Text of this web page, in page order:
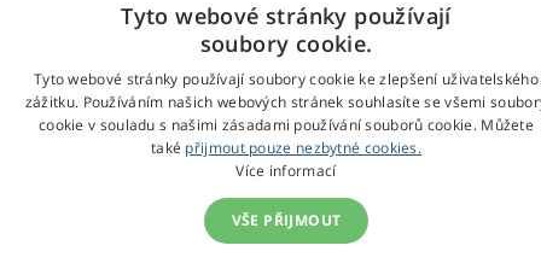
Tyto webové stránky používají
soubory cookie.
Tyto webové stránky používají soubory cookie ke zlepšení uživatelského
zážitku. Používáním našich webových stránek souhlasíte se všemi
cookie v souladu s našimi zásadami používání souborů cookie. Můžete
také přijmout pouze nezbytné cookies.
Více informací
VŠE PŘIJMOUT